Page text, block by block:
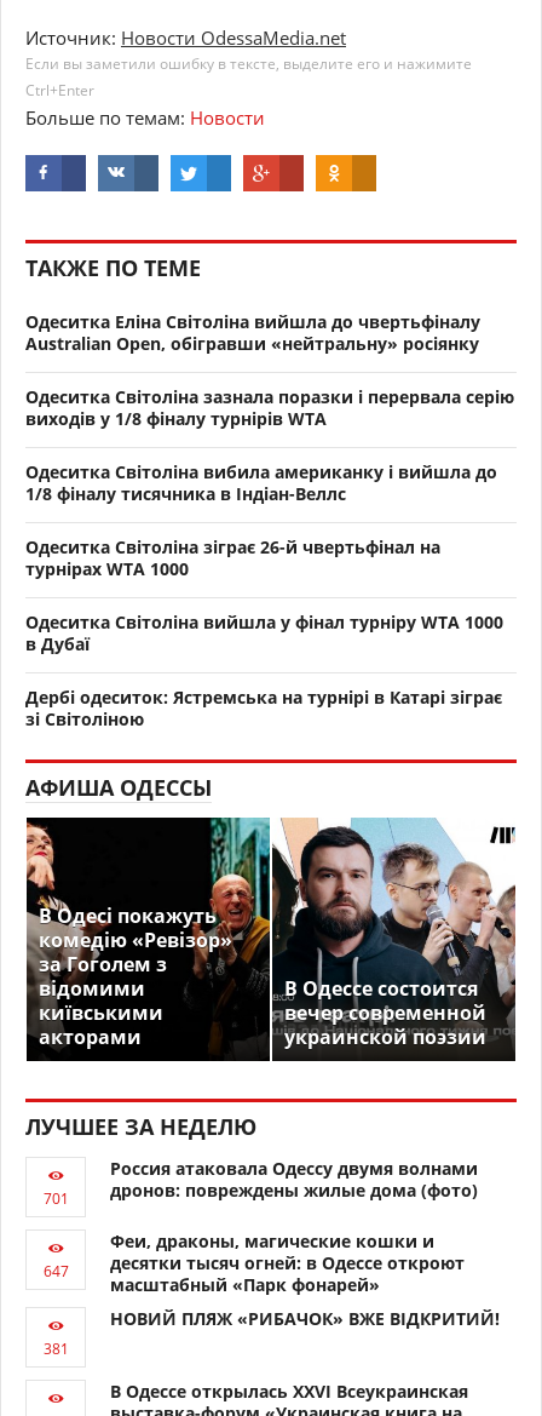
Источник: Новости OdessaMedia.net
Если вы заметили ошибку в тексте, выделите его и нажимите
Ctrl+Enter
Больше по темам: Новости
ТАКЖЕ ПО ТЕМЕ
Одеситка Еліна Світоліна вийшла до чвертьфіналу
Australian Open, обігравши «нейтральну» росіянку
Одеситка Світоліна зазнала поразки і перервала серію
виходів у 1/8 фіналу турнірів WTA
Одеситка Світоліна вибила американку і вийшла до
1/8 фіналу тисячника в Індіан-Веллс
Одеситка Світоліна зіграє 26-й чвертьфінал на
турнірах WTA 1000
Одеситка Світоліна вийшла у фінал турніру WTA 1000
в Дубаї
Дербі одеситок: Ястремська на турнірі в Катарі зіграє
зі Світоліною
АФИША ОДЕССЫ
В Одесі покажуть
комедію «Ревізор»
за Гоголем з
відомими
київськими
акторами
В Одессе состоится
вечер современной
украинской поэзии
ЛУЧШЕЕ ЗА НЕДЕЛЮ
Россия атаковала Одессу двумя волнами
дронов: повреждены жилые дома (фото)
Феи, драконы, магические кошки и
десятки тысяч огней: в Одессе откроют
масштабный «Парк фонарей»
НОВИЙ ПЛЯЖ «РИБАЧОК» ВЖЕ ВІДКРИТИЙ!
В Одессе открылась XXVI Всеукраинская